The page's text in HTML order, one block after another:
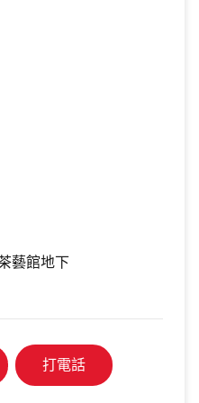
藝館地下
打電話